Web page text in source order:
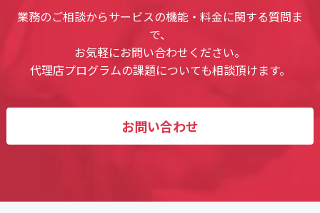
業務のご相談からサービスの機能・料金に関する質問ま
で、
お気軽にお問い合わせください。
代理店プログラムの課題についても相談頂けます。
お問い合わせ